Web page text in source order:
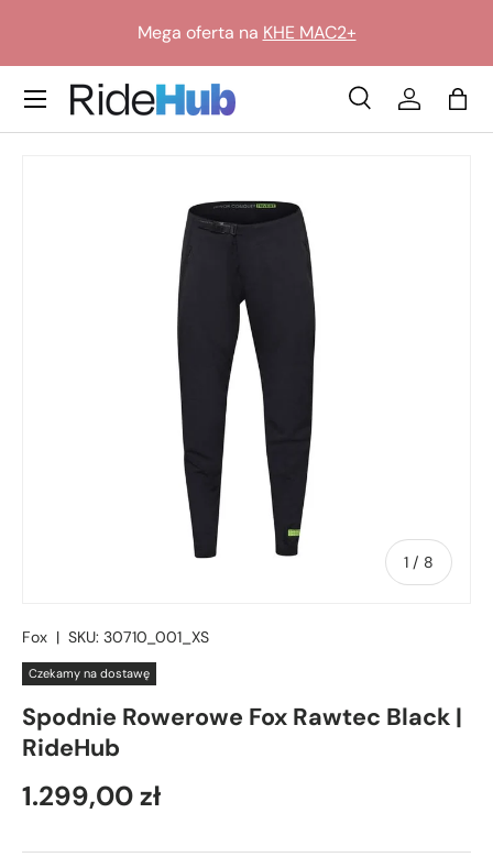
Przejdź do treściMega oferta na KHE MAC2+
Szukaj
SzukajZaloguj się
Translation missing: pl.general.icon_labels.menu
1 / z8
Fox | SKU: 30710_001_XS
Czekamy na dostawę
Spodnie Rowerowe Fox Rawtec Black |
RideHub
1.299,00 zł